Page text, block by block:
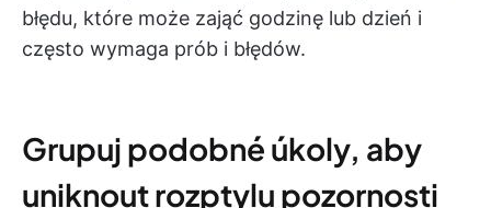
błędu, które może zająć godzinę lub dzień i
często wymaga prób i błędów.
Grupuj podobné úkoly, aby
uniknout rozptylu pozornosti